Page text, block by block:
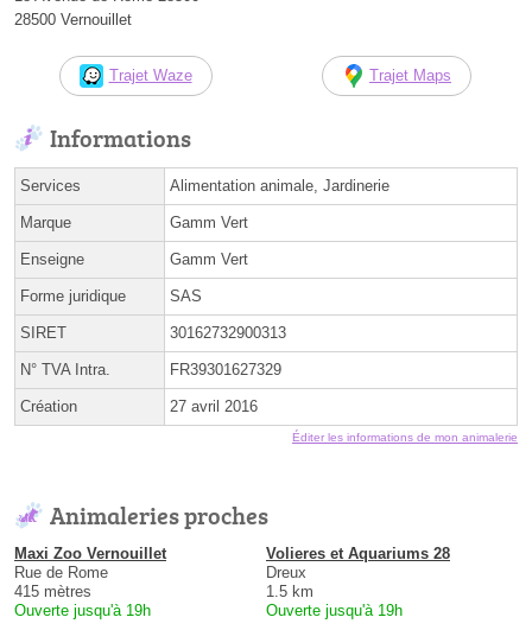
28500 Vernouillet
Trajet Waze Trajet Maps
Informations
Services Alimentation animale, Jardinerie
Marque Gamm Vert
Enseigne Gamm Vert
Forme juridique SAS
SIRET 30162732900313
N° TVA Intra. FR39301627329
Création 27 avril 2016
Éditer les informations de mon animalerie
Animaleries proches
Maxi Zoo Vernouillet
Rue de Rome
415 mètres
Ouverte jusqu'à 19h
Volieres et Aquariums 28
Dreux
1.5 km
Ouverte jusqu'à 19h